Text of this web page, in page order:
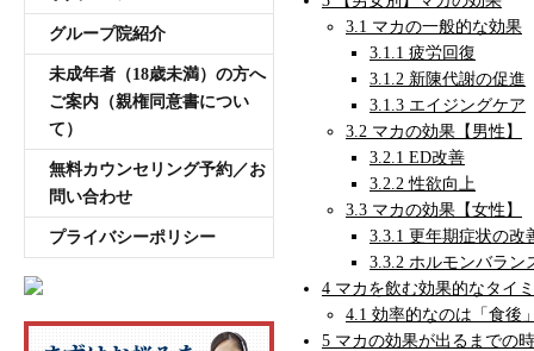
3.1 マカの一般的な効果
3.1.1 疲労回復
3.1.2 新陳代謝の促進
3.1.3 エイジングケア
3.2 マカの効果【男性】
3.2.1 ED改善
3.2.2 性欲向上
3.3 マカの効果【女性】
3.3.1 更年期症状の改
3.3.2 ホルモンバラン
4 マカを飲む効果的なタイ
4.1 効率的なのは「食後
5 マカの効果が出るまでの
グループ院紹介
未成年者（18歳未満）の方へ
ご案内（親権同意書につい
て）
無料カウンセリング予約／お
問い合わせ
プライバシーポリシー